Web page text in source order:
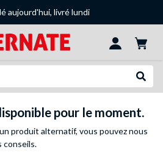
aujourd'hui, livré lundi
pour le moment.
produit alternatif, vous pouveznous
conseils.